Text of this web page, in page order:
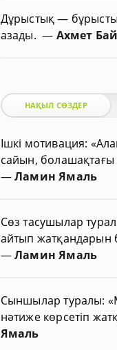
Дұрыстық —
азады.— Ахмет
НАҚЫЛ СӨЗДЕР
Ішкі мотивация:
сайын, болашақтағы
—Ламин Ямаль
Сөз тасушылар
айтып жатқандарын
—Ламин Ямаль
Сыншылар туралы:
нәтиже көрсетіп
Ямаль